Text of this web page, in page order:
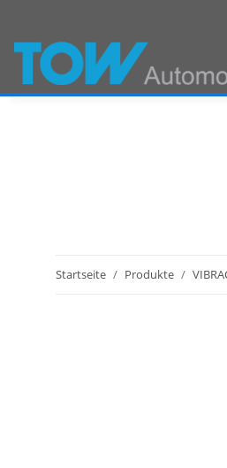
Startseite Produkte